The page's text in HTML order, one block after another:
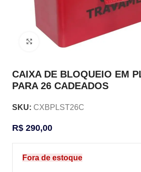
Clique para ampliar
CAIXA DE BLOQUEIO EM
PARA 26 CADEADOS
SKU: CXBPLST26C
R$ 290,00
Fora de estoque